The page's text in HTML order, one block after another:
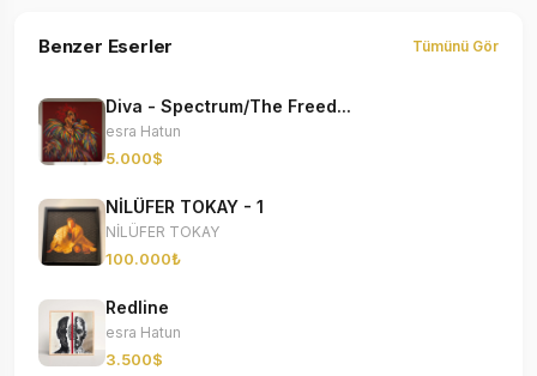
Benzer Eserler Tümünü Gör
Diva - Spectrum/The Freed...
esra Hatun
5.000$
NİLÜFER TOKAY - 1
NİLÜFER TOKAY
100.000₺
Redline
esra Hatun
3.500$